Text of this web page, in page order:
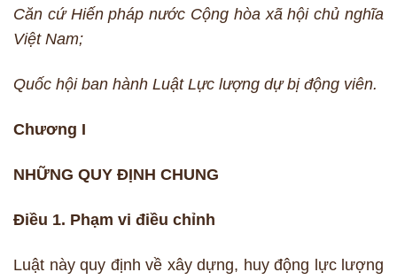
Căn cứ Hiến pháp nước Cộng hòa xã hội chủ nghĩa
Việt Nam;
Quốc hội ban hành Luật Lực lượng dự bị động viên.
Chương I
NHỮNG QUY ĐỊNH CHUNG
Điều 1. Phạm vi điều chỉnh
Luật này quy định về xây dựng, huy động lực lượng